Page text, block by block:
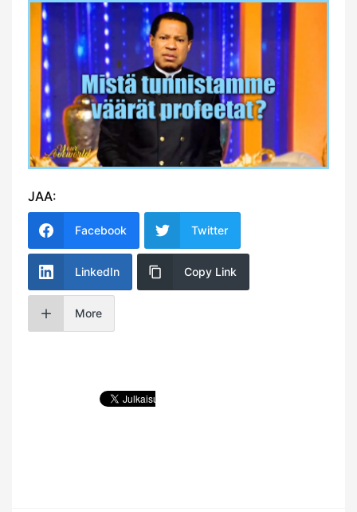
JAA:
Facebook Twitter
LinkedIn Copy Link
More